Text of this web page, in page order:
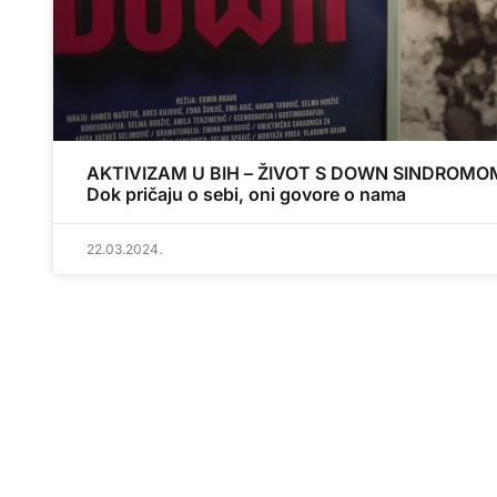
AKTIVIZAM U BIH – ŽIVOT S DOWN
Dok pričaju o sebi, oni govore o nama
22.03.2024.